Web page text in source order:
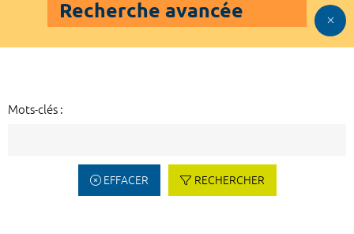
Recherche avancée
Mots-clés :
EFFACER RECHERCHER